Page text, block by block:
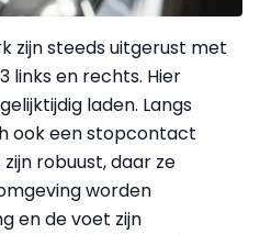
zijn steeds uitgerust met
links en rechts. Hier
laden. Langs
ook een stopcontact
robuust, daar ze
worden
en de voet zijn